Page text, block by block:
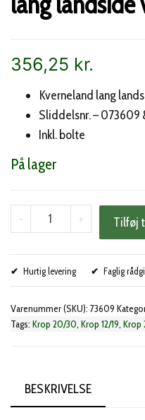
356,25 kr.
Kverneland lang
Sliddelsnr. – 073609
Inkl. bolte
På lager
-
Kverneland
krop
lang
vendbar
antal
+ Tilføj
Hurtig levering Faglig
Varenummer (SKU): 73609
Tags: Krop 20/30, Krop 12/19, Krop
BESKRIVELSE